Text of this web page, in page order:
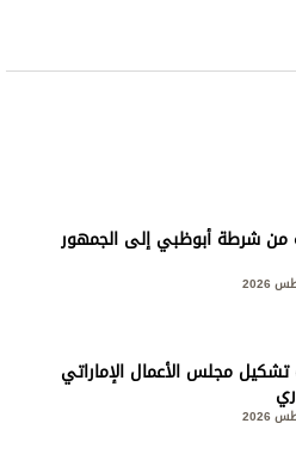
من شرطة أبوظبي إلى الجمهور
تشكيل مجلس الأعمال الإماراتي